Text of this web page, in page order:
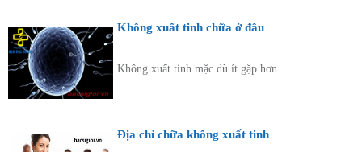
Không xuất tinh chữa ở đâu
Không xuất tinh mặc dù ít gặp hơn...
Địa chỉ chữa không xuất tinh